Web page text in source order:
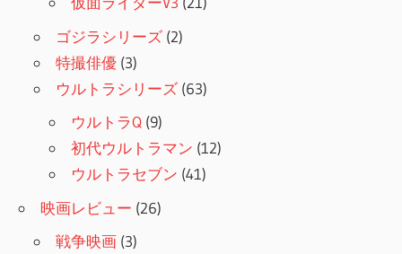
ゴジラシリーズ (2)
特撮俳優 (3)
ウルトラシリーズ (63)
ウルトラQ (9)
初代ウルトラマン (12)
ウルトラセブン (41)
映画レビュー (26)
戦争映画 (3)